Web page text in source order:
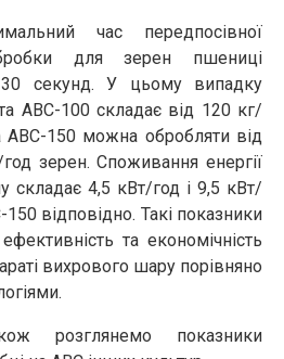
час передпосівної
для зерен пшениці
секунд. У цьому випадку
АВС-100 складає від 120 кг/
АВС-150 можна обробляти від
зерен. Споживання енергії
складає 4,5 кВт/год і 9,5 кВт/
відповідно. Такі показники
та економічність
вихрового шару порівняно
розглянемо показники